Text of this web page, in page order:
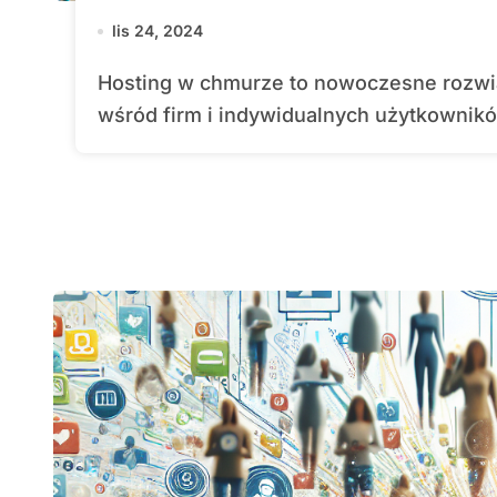
lis 24, 2024
Hosting w chmurze to nowoczesne rozwiązanie, które zyskuje na popularności
wśród firm i indywidualnych